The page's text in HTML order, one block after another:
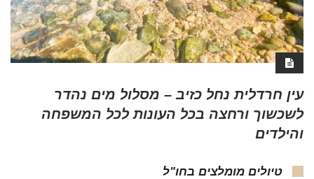
עין חרדלית נחל כזיב – מסלול מים נהדר
לשכשוך ורחצה בכל העונות לכל המשפחה
והילדים
טיולים מומלצים בחו"ל